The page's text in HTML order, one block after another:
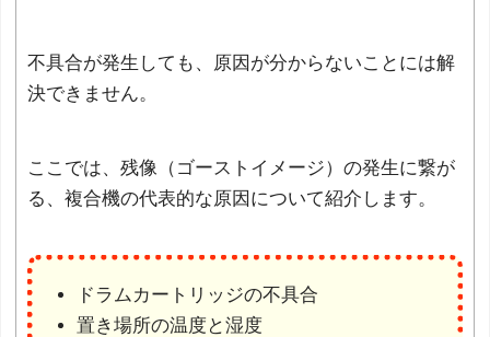
不具合が発生しても、原因が分からないことには解
決できません。
ここでは、残像（ゴーストイメージ）の発生に繋が
る、複合機の代表的な原因について紹介します。
ドラムカートリッジの不具合
置き場所の温度と湿度